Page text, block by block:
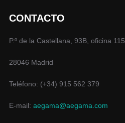
CONTACTO
P.º de la Castellana, 93B, oficina 115
28046 Madrid
Teléfono: (+34) 915 562 379
E-mail: aegama@aegama.com